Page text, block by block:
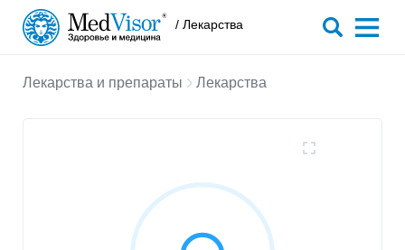
/ Лекарства
Лекарства и препараты Лекарства